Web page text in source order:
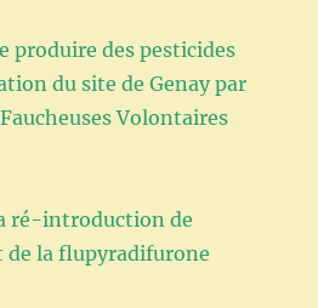
produire des pesticides
du site de Genay par
Volontaires
ré-introduction de
de la flupyradifurone